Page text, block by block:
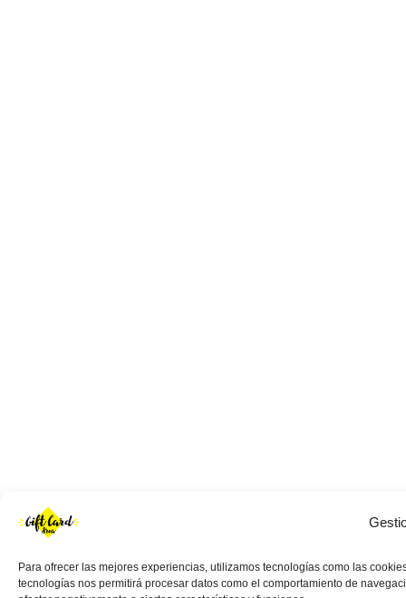
Para ofrecer las mejores experiencias, utilizamos tecnologías como las
tecnologías nos permitirá procesar datos como el comportamiento de